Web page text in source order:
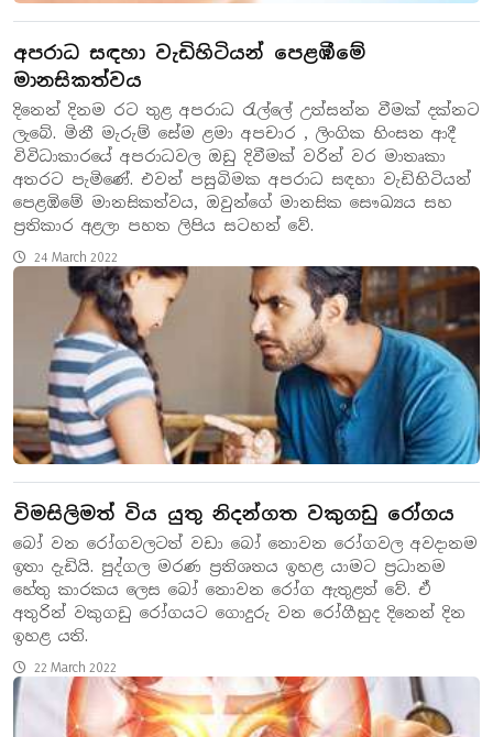
අපරාධ සඳහා වැඩිහිටියන් පෙළඹීමේ
මානසිකත්වය
දිනෙන් දිනම රට තුළ අපරාධ රැල්ලේ උත්සන්න වීමක් දක්නට
ලැබේ. මිනී මැරුම් සේම ළමා අපචාර , ලිංගික හිංසන ආදී
විවිධාකාරයේ අපරාධවල ඔඩු දිවීමක් වරින් වර මාතෘකා
අතරට පැමිණේ. එවන් පසුබිමක අපරාධ සඳහා වැඩිහිටියන්
පෙළඹිමේ මානසිකත්වය, ඔවුන්ගේ මානසික සෞඛ්‍යය සහ
ප්‍රතිකාර අළලා පහත ලිපිය සටහන් වේ.
24 March 2022
විමසිලිමත් විය යුතු නිදන්ගත වකුගඩු රෝගය
බෝ වන රෝගවලටත් වඩා බෝ නොවන රෝගවල අවදානම
ඉතා දැඩියි. පුද්ගල මරණ ප්‍රතිශතය ඉහළ යාමට ප්‍රධානම
හේතු කාරකය ලෙස බෝ නොවන රෝග ඇතුළත් වේ. ඒ
අතුරින් වකුගඩු රෝගයට ගොදුරු වන රෝගීහුද දිනෙන් දින
ඉහළ යති.
22 March 2022